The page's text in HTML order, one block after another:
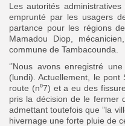
Les autorités
emprunté par les usagers
partance pour les régions
Mamadou Diop,
commune de Tambacounda.
‘’Nous avons enregistré
(lundi). Actuellement, le
route (n⁰7) et a eu des
pris la décision de le fermer
admettant toutefois que ”la
hivernage une forte pluie de